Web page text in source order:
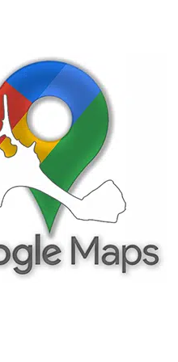
con su
en cualquiera de
es la playa de
donde podrás
durante la
10 minutos